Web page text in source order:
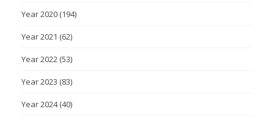
Year 2020 (194)
Year 2021 (62)
Year 2022 (53)
Year 2023 (83)
Year 2024(40)